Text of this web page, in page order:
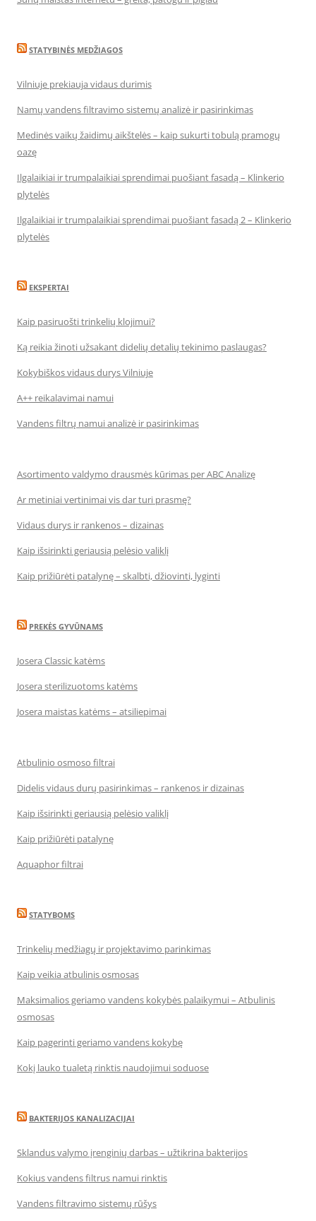
STATYBINĖS MEDŽIAGOS
Vilniuje prekiauja vidaus durimis
Namų vandens filtravimo sistemų analizė ir pasirinkimas
Medinės vaikų žaidimų aikštelės – kaip sukurti tobulą pramogų
oazę
Ilgalaikiai ir trumpalaikiai sprendimai puošiant fasadą – Klinkerio
plytelės
Ilgalaikiai ir trumpalaikiai sprendimai puošiant fasadą 2 – Klinkerio
plytelės
EKSPERTAI
Kaip pasiruošti trinkelių klojimui?
Ką reikia žinoti užsakant didelių detalių tekinimo paslaugas?
Kokybiškos vidaus durys Vilniuje
A++ reikalavimai namui
Vandens filtrų namui analizė ir pasirinkimas
Asortimento valdymo drausmės kūrimas per ABC Analizę
Ar metiniai vertinimai vis dar turi prasmę?
Vidaus durys ir rankenos – dizainas
Kaip išsirinkti geriausią pelėsio valiklį
Kaip prižiūrėti patalynę – skalbti, džiovinti, lyginti
PREKĖS GYVŪNAMS
Josera Classic katėms
Josera sterilizuotoms katėms
Josera maistas katėms – atsiliepimai
Atbulinio osmoso filtrai
Didelis vidaus durų pasirinkimas – rankenos ir dizainas
Kaip išsirinkti geriausią pelėsio valiklį
Kaip prižiūrėti patalynę
Aquaphor filtrai
STATYBOMS
Trinkelių medžiagų ir projektavimo parinkimas
Kaip veikia atbulinis osmosas
Maksimalios geriamo vandens kokybės palaikymui – Atbulinis
osmosas
Kaip pagerinti geriamo vandens kokybę
Kokį lauko tualetą rinktis naudojimui soduose
BAKTERIJOS KANALIZACIJAI
Sklandus valymo įrenginių darbas – užtikrina bakterijos
Kokius vandens filtrus namui rinktis
Vandens filtravimo sistemų rūšys